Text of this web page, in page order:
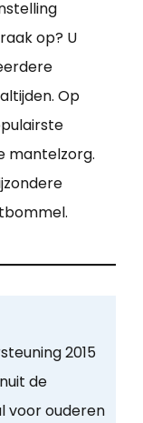
op? U
Op
mantelzorg.
2015
de
voor ouderen